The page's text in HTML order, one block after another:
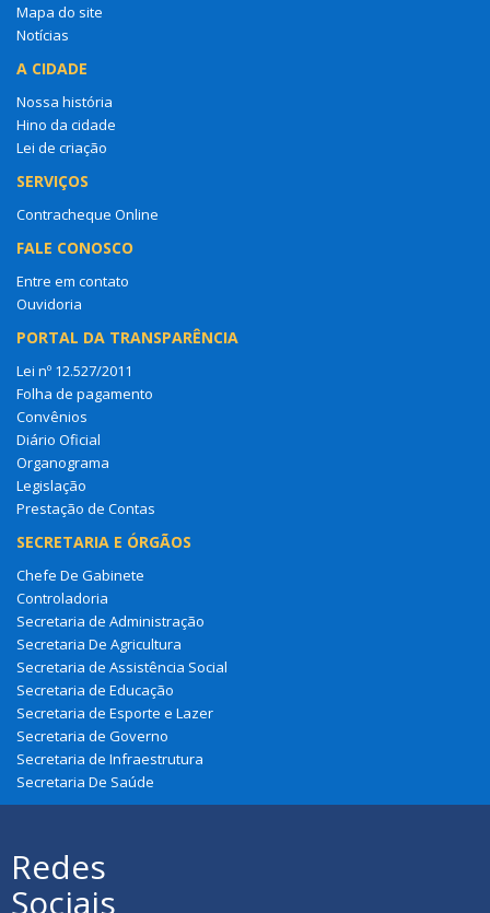
Mapa do site
Notícias
A CIDADE
Nossa história
Hino da cidade
Lei de criação
SERVIÇOS
Contracheque Online
FALE CONOSCO
Entre em contato
Ouvidoria
PORTAL DA TRANSPARÊNCIA
Lei nº 12.527/2011
Folha de pagamento
Convênios
Diário Oficial
Organograma
Legislação
Prestação de Contas
SECRETARIA E ÓRGÃOS
Chefe De Gabinete
Controladoria
Secretaria de Administração
Secretaria De Agricultura
Secretaria de Assistência Social
Secretaria de Educação
Secretaria de Esporte e Lazer
Secretaria de Governo
Secretaria de Infraestrutura
Secretaria De Saúde
Redes
Sociais